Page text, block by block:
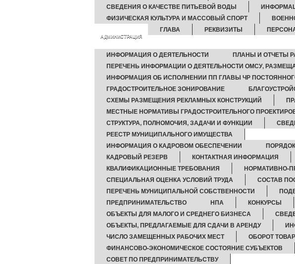
СВЕДЕНИЯ О КАЧЕСТВЕ ПИТЬЕВОЙ ВОДЫ
ФИЗИЧЕСКАЯ КУЛЬТУРА И МАССОВЫЙ СПОРТ
АДМИНИСТРАЦИЯ
ГЛАВА РЕКВИЗИТЫ
ИНФОРМАЦИЯ О ДЕЯТЕЛЬНОСТИ
ПЛАНЫ И ОТЧЕТЫ
ПЕРЕЧЕНЬ ИНФОРМАЦИИ О ДЕЯТЕЛЬНОСТИ ОМСУ,
ИНФОРМАЦИЯ ОБ ИСПОЛНЕНИИ ПП ГЛАВЫ ЧР
ГРАДОСТРОИТЕЛЬНОЕ ЗОНИРОВАНИЕ
СХЕМЫ РАЗМЕЩЕНИЯ РЕКЛАМНЫХ КОНСТРУКЦИЙ
МЕСТНЫЕ НОРМАТИВЫ ГРАДОСТРОИТЕЛЬНОГО
СТРУКТУРА, ПОЛНОМОЧИЯ, ЗАДАЧИ И ФУНКЦИИ
РЕЕСТР МУНИЦИПАЛЬНОГО ИМУЩЕСТВА
ИНФОРМАЦИЯ О КАДРОВОМ ОБЕСПЕЧЕНИИ
КАДРОВЫЙ РЕЗЕРВ
КОНТАКТНАЯ ИНФОРМАЦИЯ
КВАЛИФИКАЦИОННЫЕ ТРЕБОВАНИЯ
НОРМАТИВНО-
СПЕЦИАЛЬНАЯ ОЦЕНКА УСЛОВИЙ ТРУДА
СОСТАВ
ПЕРЕЧЕНЬ МУНИЦИПАЛЬНОЙ СОБСТВЕННОСТИ
ПРЕДПРИНИМАТЕЛЬСТВО
НПА КОНКУРСЫ
ОБЪЕКТЫ ДЛЯ МАЛОГО И СРЕДНЕГО БИЗНЕСА
ОБЪЕКТЫ, ПРЕДЛАГАЕМЫЕ ДЛЯ СДАЧИ В АРЕНДУ
ЧИСЛО ЗАМЕЩЕННЫХ РАБОЧИХ МЕСТ
ОБОРОТ
ФИНАНСОВО-ЭКОНОМИЧЕСКОЕ СОСТОЯНИЕ СУБЪЕКТОВ
СОВЕТ ПО ПРЕДПРИНИМАТЕЛЬСТВУ